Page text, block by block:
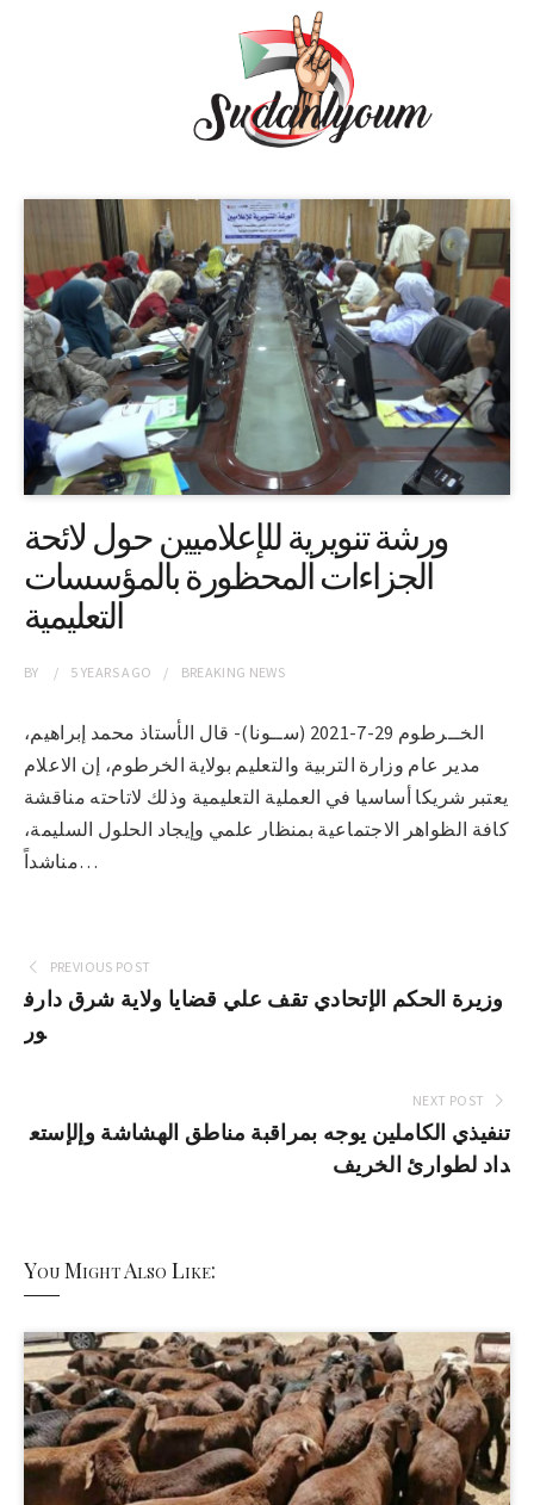
ورشة تنويرية للإعلاميين حول لائحة
الجزاءات المحظورة بالمؤسسات
التعليمية
BY 5 YEARSAGO BREAKING NEWS
الخــرطوم 29-7-2021 (ســونا)- قال الأستاذ محمد إبراهيم،
مدير عام وزارة التربية والتعليم بولاية الخرطوم، إن الاعلام
يعتبر شريكا أساسيا في العملية التعليمية وذلك لاتاحته مناقشة
كافة الظواهر الاجتماعية بمنظار علمي وإيجاد الحلول السليمة،
مناشداً…
PREVIOUS POST
وزيرة الحكم الإتحادي تقف علي قضايا ولاية شرق دارف
ور
NEXT POST
تنفيذي الكاملين يوجه بمراقبة مناطق الهشاشة وإلإستع
داد لطوارئ الخريف
You Might Also Like: